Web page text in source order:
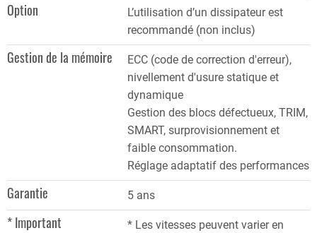
Option
L’utilisation d’un dissipateur est
recommandé (non inclus)
Gestion de la mémoire
ECC (code de correction d'erreur),
nivellement d'usure statique et
dynamique
Gestion des blocs défectueux, TRIM,
SMART, surprovisionnement et
faible consommation.
Réglage adaptatif des performances
Garantie 5 ans
* Important
* Les vitesses peuvent varier en